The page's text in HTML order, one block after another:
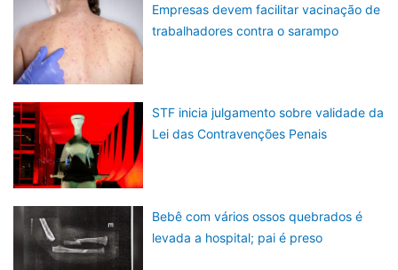
Empresas devem facilitar vacinação de
trabalhadores contra o sarampo
STF inicia julgamento sobre validade da
Lei das Contravenções Penais
Bebê com vários ossos quebrados é
levada a hospital; pai é preso